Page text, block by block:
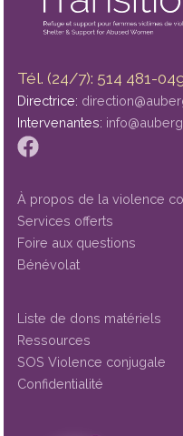
Tél. (24/7): 514 481-
Directrice:
Intervenantes:
À propos de la violence
Services offerts
Foire aux questions
Bénévolat
Liste de dons matériels
Ressources
SOS Violence conjugale
Confidentialité